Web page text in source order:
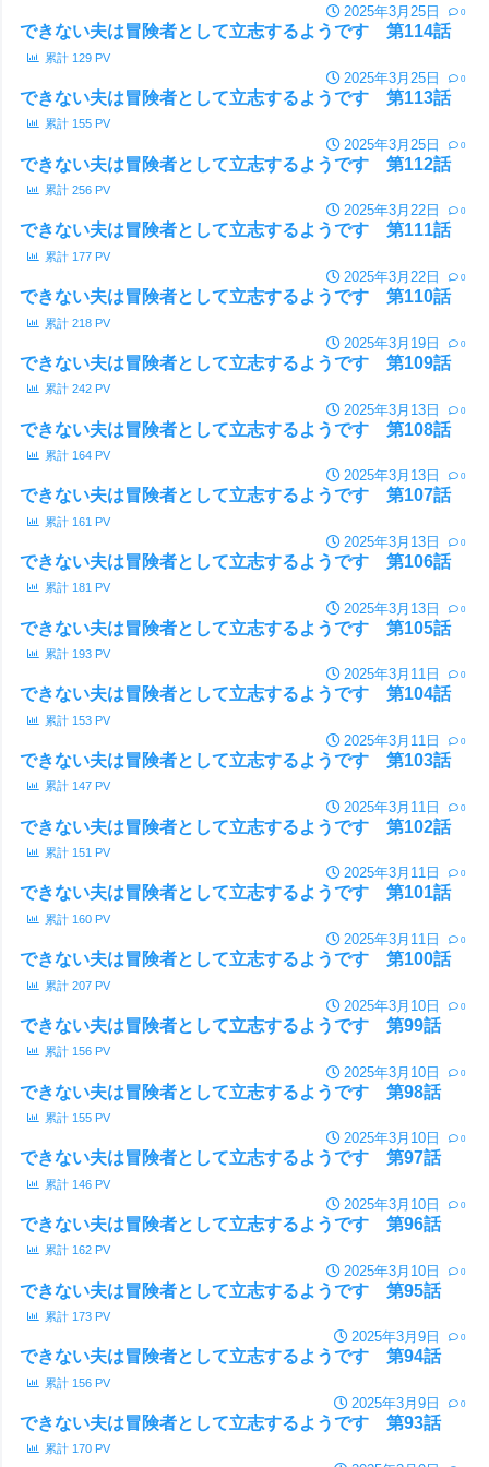
2025年3月25日 0
できない夫は冒険者として立志するようです 第114話
累計 129 PV
2025年3月25日 0
できない夫は冒険者として立志するようです 第113話
累計 155 PV
2025年3月25日 0
できない夫は冒険者として立志するようです 第112話
累計 256 PV
2025年3月22日 0
できない夫は冒険者として立志するようです 第111話
累計 177 PV
2025年3月22日 0
できない夫は冒険者として立志するようです 第110話
累計 218 PV
2025年3月19日 0
できない夫は冒険者として立志するようです 第109話
累計 242 PV
2025年3月13日 0
できない夫は冒険者として立志するようです 第108話
累計 164 PV
2025年3月13日 0
できない夫は冒険者として立志するようです 第107話
累計 161 PV
2025年3月13日 0
できない夫は冒険者として立志するようです 第106話
累計 181 PV
2025年3月13日 0
できない夫は冒険者として立志するようです 第105話
累計 193 PV
2025年3月11日 0
できない夫は冒険者として立志するようです 第104話
累計 153 PV
2025年3月11日 0
できない夫は冒険者として立志するようです 第103話
累計 147 PV
2025年3月11日 0
できない夫は冒険者として立志するようです 第102話
累計 151 PV
2025年3月11日 0
できない夫は冒険者として立志するようです 第101話
累計 160 PV
2025年3月11日 0
できない夫は冒険者として立志するようです 第100話
累計 207 PV
2025年3月10日 0
できない夫は冒険者として立志するようです 第99話
累計 156 PV
2025年3月10日 0
できない夫は冒険者として立志するようです 第98話
累計 155 PV
2025年3月10日 0
できない夫は冒険者として立志するようです 第97話
累計 146 PV
2025年3月10日 0
できない夫は冒険者として立志するようです 第96話
累計 162 PV
2025年3月10日 0
できない夫は冒険者として立志するようです 第95話
累計 173 PV
2025年3月9日 0
できない夫は冒険者として立志するようです 第94話
累計 156 PV
2025年3月9日 0
できない夫は冒険者として立志するようです 第93話
累計 170 PV